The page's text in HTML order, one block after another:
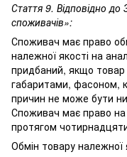
Стаття 9. Відповідно до
споживачів»:
Споживач має право
належної якості на
придбаний, якщо
габаритами, фасоном,
причин не може бути
Споживач має право на
протягом
Обмін товару належної